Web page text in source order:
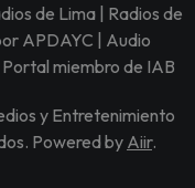
de Lima | Radios de
APDAYC | Audio
miembro de IAB
y Entretenimiento
Powered by Aiir.